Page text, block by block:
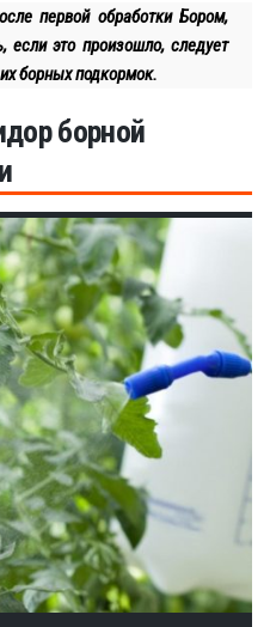
первой обработки Бором,
если это произошло, следует
борных подкормок.
борной